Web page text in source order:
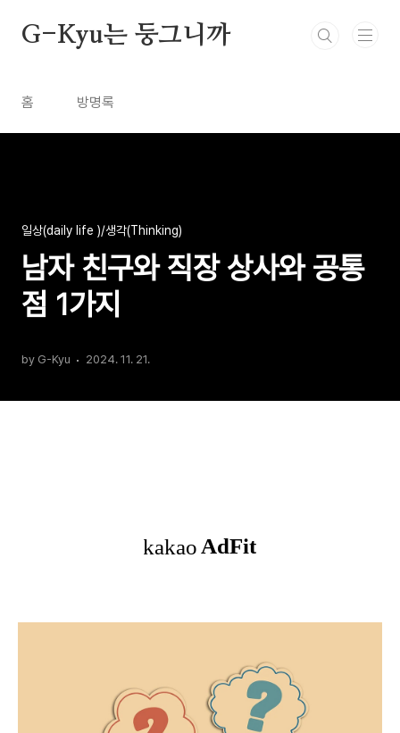
G-Kyu는 둥그니까
홈 방명록
일상(daily life )/생각(Thinking)
남자 친구와 직장 상사와 공통
점 1가지
by G-Kyu 2024. 11. 21.